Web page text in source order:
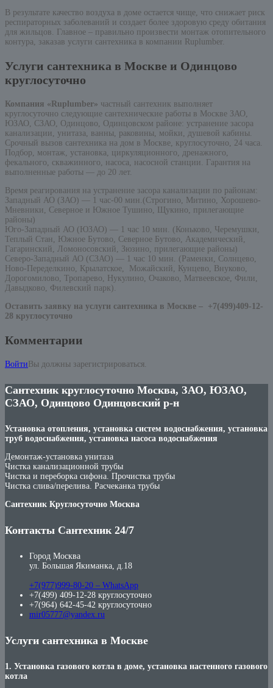
В результате качество воздуха в доме остается чище, что снижает риск
респираторных заболеваний и создает более здоровую среду обитания
для жильцов. Главное – правильно произвести монтаж отопительного
контура, заказав услуги сантехника в компании Ruplumber.
Услуги сантехника в Москве и Одинцово
круглосуточно
Компания «Ruplumber» частный сантехник выполняет
круглосуточно следующие сантехнические работы в Москве ЗАО,
ЮЗАО, СЗАО, Одинцово, Одинцовском районе: устранение засора
канализации, унитаза, ванны, раковины, мойки, душевой кабины.
Срочный вызов сантехника на дом в Москве, круглосуточно, 24 часа.
Подбор, монтаж, установка, циркуляционного, дренажного,
фекального, скважинного, насоса, насосной станции. Гарантия на
выполненные работы — до 20 лет.
Время реагирования на устранение засора канализации по районам:
Западный АО (ЗАО) — 1 час-00 мин.(Строгино, Митино, Хорошево-
Мневники, Северное и Южное Тушино, Щукино, прилегающие
районы)
Юго-Западный АО (ЮЗАО) — 1 час 10 мин. (Коньково, Черемушки,
Теплый Стан, Южное Бутово, Северное Бутово, Академический,
Гагаринский, Ломоносовский, Зюзино, прилегающие районы)
Северо-Западный АО (СЗАО) — 1 час 10 мин. (Раменки, Солнцево,
Ново-Переделкино, Крылатское, Можайский, Кунцево, Внуково,
Дорогомилово, Тропарево, Нукулино, Очаково, Матвеевское, Фили,
Давыдково, Филевский парк).
Оставить заявку на услуги сантехника в Москве – +7(499)409-12-
28 круглосуточно
Комментарии
Войти Вы должны зарегистрироваться.
Сантехник круглосуточно Москва, ЗАО, ЮЗАО,
СЗАО, Одинцово Одинцовский р-н
Установка отопления, установка систем водоснабжения, установка
труб водоснабжения, установка насоса водоснабжения
Демонтаж-установка унитаза
Чистка канализационной трубы
Чистка и переборка сифона. Прочистка трубы
Чистка слива/перелива. Расчеканка трубы
Сантехник Круглосуточно Москва
Контакты Сантехник 24/7
Город Москва
ул. Большая Якиманка, д.18
+7(977)999-80-20 – WhatsApp
+7(499) 409-12-28 круглосуточно
+7(964) 642-45-42 круглосуточно
mir05777@yandex.ru
Услуги сантехника в Москве
1. Установка газового котла в доме, установка настенного газового
котла